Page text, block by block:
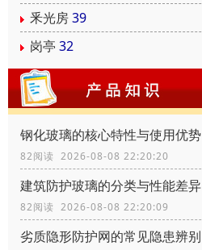
釆光房39
岗亭 32
钢化玻璃的核心特性与使用优势
82阅读 2026-08-08 22:20:20
建筑防护玻璃的分类与性能差异
82阅读 2026-08-08 22:20:09
劣质隐形防护网的常见隐患辨别